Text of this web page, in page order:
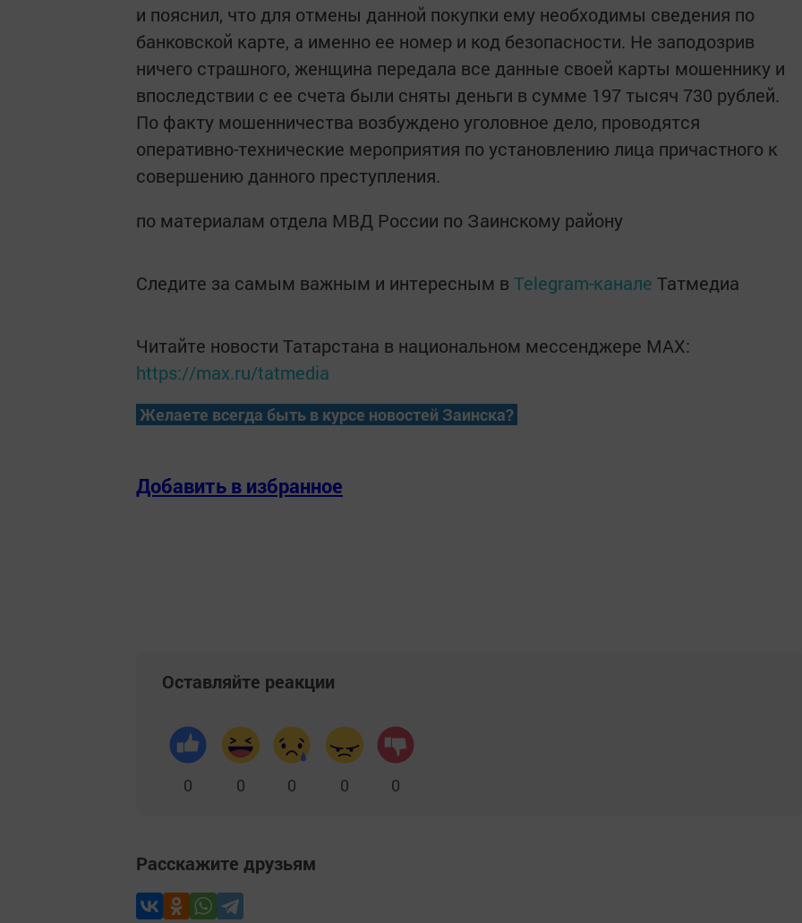
и пояснил, что для отмены данной покупки ему необходимы сведения по
банковской карте, а именно ее номер и код безопасности. Не заподозрив
ничего страшного, женщина передала все данные своей карты мошеннику и
впоследствии с ее счета были сняты деньги в сумме 197 тысяч 730 рублей.
По факту мошенничества возбуждено уголовное дело, проводятся
оперативно-технические мероприятия по установлению лица причастного к
совершению данного преступления.
по материалам отдела МВД России по Заинскому району
Следите за самым важным и интересным в Telegram-канале Татмедиа
Читайте новости Татарстана в национальном мессенджере MАХ:
https://max.ru/tatmedia
Желаете всегда быть в курсе новостей Заинска?
Добавить в избранное
Оставляйте реакции
0 0 0 0 0
Расскажите друзьям